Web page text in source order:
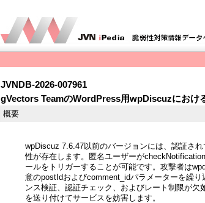
JVNDB-2026-007961
gVectors TeamのWordPress用wpDiscuzにおけ
概要
wpDiscuz 7.6.47以前のバージョンには、認証さ
性が存在します。匿名ユーザーが
ールをトリガーすることが可能です。攻撃者は
意のpostIdおよびcomment_idパラメーターを繰
ンス検証、認証チェック、およびレート制限が欠
を送り付けてサービスを妨害します。